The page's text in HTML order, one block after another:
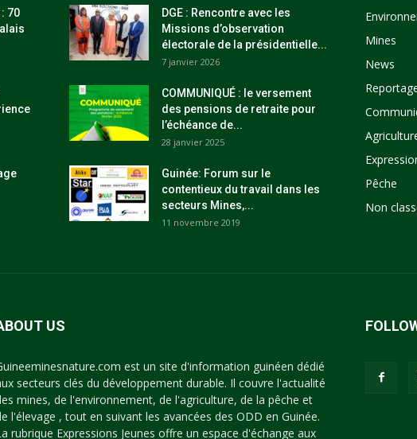
70
DGE : Rencontre avec les
Missions d’observation
électorale de la présidentielle...
7 janvier 2026
COMMUNIQUÉ : le versement
des pensions de retraite pour
l’échéance de...
28 janvier 2025
Guinée: Forum sur le
contentieux du travail dans les
secteurs Mines,...
11 novembre 2019
Mines
News
Pêche
Non
US
est un site d'information guinéen dédié
secteurs clés du développement durable. Il couvre l'actualité
mines, de l'environnement, de l'agriculture, de la pêche et
l'élevage , tout en suivant les avancées des ODD en Guinée.
rubrique Expressions Jeunes offre un espace d'échange aux